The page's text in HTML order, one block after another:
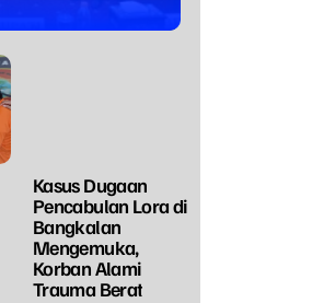
Kasus Dugaan
Pencabulan Lora di
Bangkalan
Mengemuka,
Korban Alami
Trauma Berat